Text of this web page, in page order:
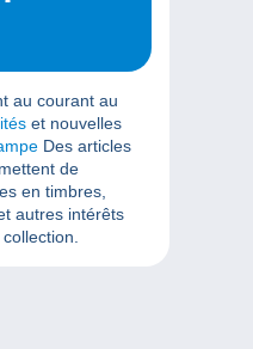
au courant au
et nouvelles
Des articles
de
en timbres,
autres intérêts